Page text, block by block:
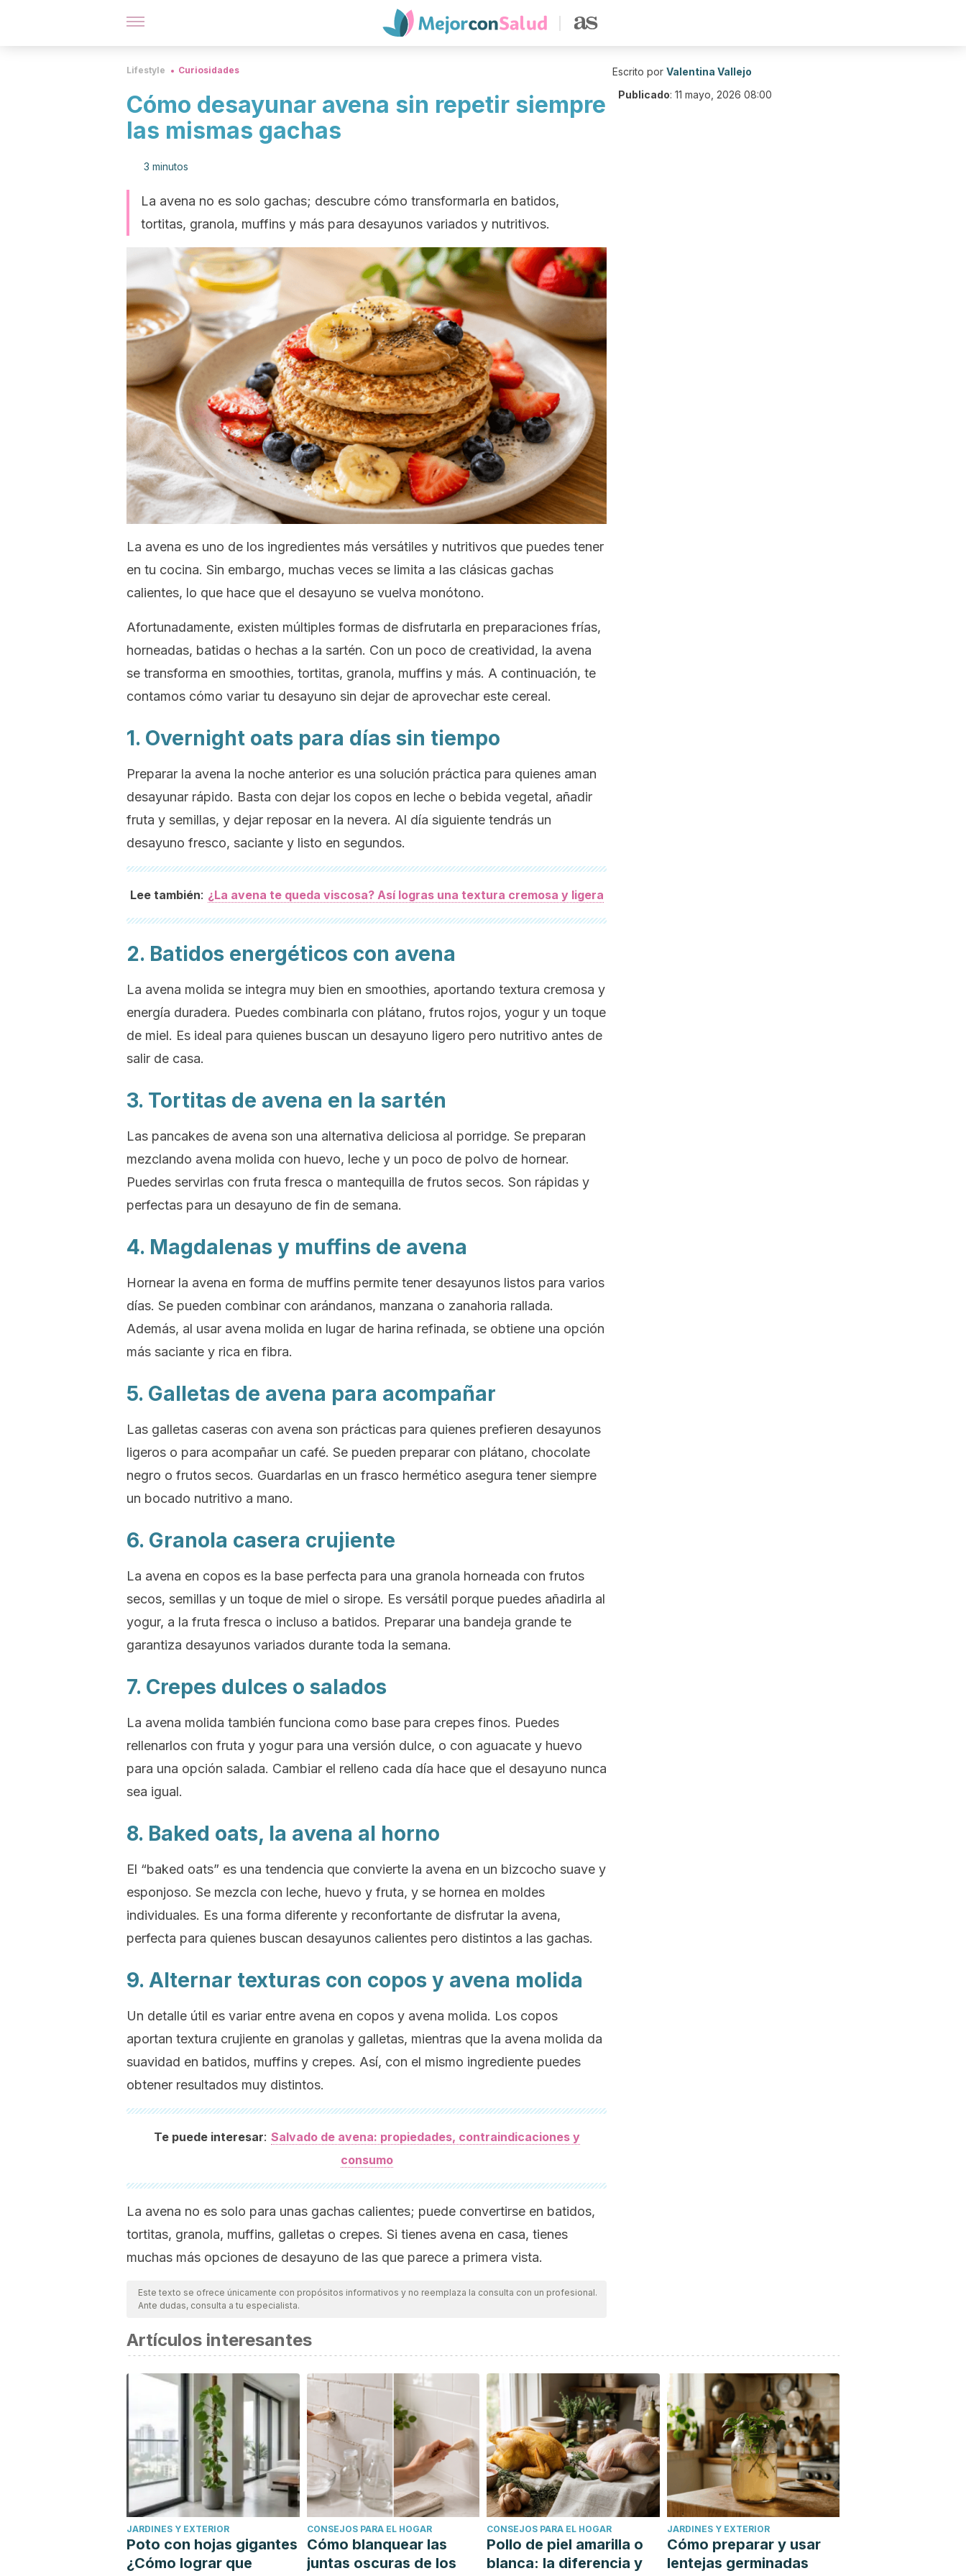
Lifestyle Curiosidades
Cómo desayunar avena sin repetir siempre
las mismas gachas
3 minutos
La avena no es solo gachas; descubre cómo transformarla en batidos,
tortitas, granola, muffins y más para desayunos variados y nutritivos.
La avena es uno de los ingredientes más versátiles y nutritivos que puedes tener
en tu cocina. Sin embargo, muchas veces se limita a las clásicas gachas
calientes, lo que hace que el desayuno se vuelva monótono.
Afortunadamente, existen múltiples formas de disfrutarla en preparaciones frías,
horneadas, batidas o hechas a la sartén. Con un poco de creatividad, la avena
se transforma en smoothies, tortitas, granola, muffins y más. A continuación, te
contamos cómo variar tu desayuno sin dejar de aprovechar este cereal.
1. Overnight oats para días sin tiempo
Preparar la avena la noche anterior es una solución práctica para quienes aman
desayunar rápido. Basta con dejar los copos en leche o bebida vegetal, añadir
fruta y semillas, y dejar reposar en la nevera. Al día siguiente tendrás un
desayuno fresco, saciante y listo en segundos.
Lee también: ¿La avena te queda viscosa? Así logras una textura cremosa y ligera
2. Batidos energéticos con avena
La avena molida se integra muy bien en smoothies, aportando textura cremosa y
energía duradera. Puedes combinarla con plátano, frutos rojos, yogur y un toque
de miel. Es ideal para quienes buscan un desayuno ligero pero nutritivo antes de
salir de casa.
3. Tortitas de avena en la sartén
Las pancakes de avena son una alternativa deliciosa al porridge. Se preparan
mezclando avena molida con huevo, leche y un poco de polvo de hornear.
Puedes servirlas con fruta fresca o mantequilla de frutos secos. Son rápidas y
perfectas para un desayuno de fin de semana.
4. Magdalenas y muffins de avena
Hornear la avena en forma de muffins permite tener desayunos listos para varios
días. Se pueden combinar con arándanos, manzana o zanahoria rallada.
Además, al usar avena molida en lugar de harina refinada, se obtiene una opción
más saciante y rica en fibra.
5. Galletas de avena para acompañar
Las galletas caseras con avena son prácticas para quienes prefieren desayunos
ligeros o para acompañar un café. Se pueden preparar con plátano, chocolate
negro o frutos secos. Guardarlas en un frasco hermético asegura tener siempre
un bocado nutritivo a mano.
6. Granola casera crujiente
La avena en copos es la base perfecta para una granola horneada con frutos
secos, semillas y un toque de miel o sirope. Es versátil porque puedes añadirla al
yogur, a la fruta fresca o incluso a batidos. Preparar una bandeja grande te
garantiza desayunos variados durante toda la semana.
7. Crepes dulces o salados
La avena molida también funciona como base para crepes finos. Puedes
rellenarlos con fruta y yogur para una versión dulce, o con aguacate y huevo
para una opción salada. Cambiar el relleno cada día hace que el desayuno nunca
sea igual.
8. Baked oats, la avena al horno
El “baked oats” es una tendencia que convierte la avena en un bizcocho suave y
esponjoso. Se mezcla con leche, huevo y fruta, y se hornea en moldes
individuales. Es una forma diferente y reconfortante de disfrutar la avena,
perfecta para quienes buscan desayunos calientes pero distintos a las gachas.
9. Alternar texturas con copos y avena molida
Un detalle útil es variar entre avena en copos y avena molida. Los copos
aportan textura crujiente en granolas y galletas, mientras que la avena molida da
suavidad en batidos, muffins y crepes. Así, con el mismo ingrediente puedes
obtener resultados muy distintos.
Te puede interesar: Salvado de avena: propiedades, contraindicaciones y
consumo
La avena no es solo para unas gachas calientes; puede convertirse en batidos,
tortitas, granola, muffins, galletas o crepes. Si tienes avena en casa, tienes
muchas más opciones de desayuno de las que parece a primera vista.
Este texto se ofrece únicamente con propósitos informativos y no reemplaza la consulta con un profesional.
Ante dudas, consulta a tu especialista.
Escrito por Valentina Vallejo
Publicado: 11 mayo, 2026 08:00
Artículos interesantes
JARDINES Y EXTERIOR
Poto con hojas gigantes
¿Cómo lograr que
CONSEJOS PARA EL HOGAR
Cómo blanquear las
juntas oscuras de los
CONSEJOS PARA EL HOGAR
Pollo de piel amarilla o
blanca: la diferencia y
JARDINES Y EXTERIOR
Cómo preparar y usar
lentejas germinadas